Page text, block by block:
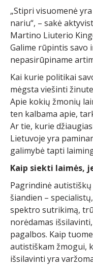
„Stipri visuomenė
nariu“, – sakė
Martino Liuterio
Galime rūpintis savo
nepasirūpiname
Kai kurie politikai
mėgsta viešinti
Apie kokių žmonių
ten kalbama apie,
Ar tie, kurie
Lietuvoje yra
galimybė tapti
Kaip siekti laimės,
Pagrindinė
šiandien –
spektro sutrikimą,
norėdamas
pagalbos. Kaip
autistiškam žmogui,
išsilavinti yra